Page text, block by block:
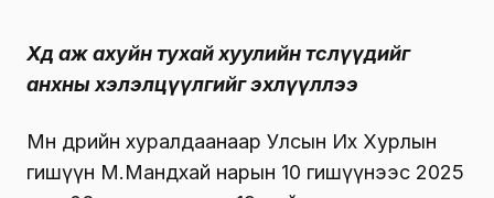
Хөдөө аж ахуйн тухай хуулийн төслүүдийг
анхны хэлэлцүүлгийг эхлүүллээ
Мөн өдрийн хуралдаанаар Улсын Их Хурлын
гишүүн М.Мандхай нарын 10 гишүүнээс 2025